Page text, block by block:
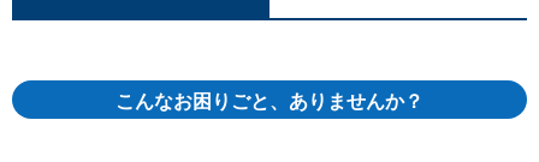
こんなお困りごと、ありませんか？